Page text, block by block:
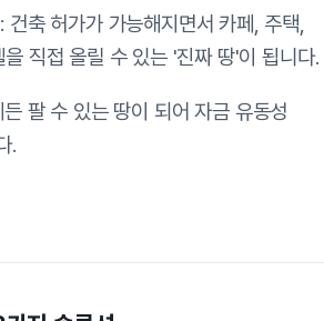
: 건축 허가가 가능해지면서 카페, 주택,
직접 올릴 수 있는 '진짜 땅'이 됩니다.
팔 수 있는 땅이 되어 자금 유동성
.